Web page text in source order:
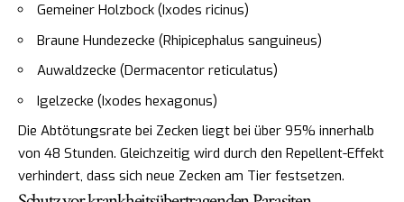
Gemeiner Holzbock (Ixodes ricinus)
Braune Hundezecke (Rhipicephalus sanguineus)
Auwaldzecke (Dermacentor reticulatus)
Igelzecke (Ixodes hexagonus)
Die Abtötungsrate bei Zecken liegt bei über 95% innerhalb
von 48 Stunden. Gleichzeitig wird durch den Repellent-Effekt
verhindert, dass sich neue Zecken am Tier festsetzen.